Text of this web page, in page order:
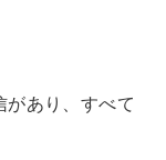
あり、すべて